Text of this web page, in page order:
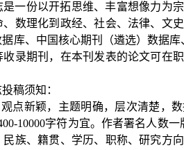
是一份以开拓思维、丰富想像力为
数理化到政经、社会、法律、文
库、中国核心期刊（遴选）数据
录期刊，在本刊发表的论文可在
稿须知：
点新颖，主题明确，层次清楚，
10000字符为宜。作者署名人数一
族、籍贯、学历、职称、研究方